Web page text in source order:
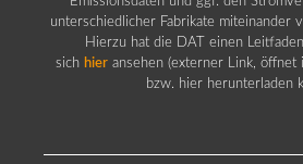
unterschiedlicher Fabrikate miteinander
Hierzu hat die DAT einen
sich hier ansehen (externer Link, öffnet
bzw. hier herunterladen